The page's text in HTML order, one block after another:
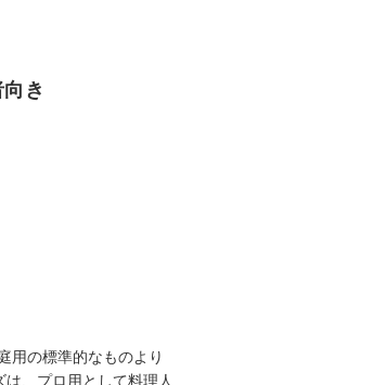
き
用の標準的なものより
、プロ用として料理人